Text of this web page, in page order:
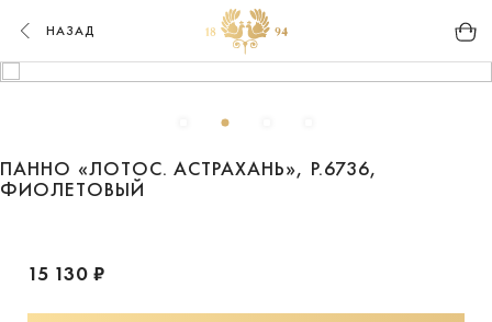
НАЗАД
ПАННО «ЛОТОС. АСТРАХАНЬ», Р.6736,
ФИОЛЕТОВЫЙ
15 130 ₽